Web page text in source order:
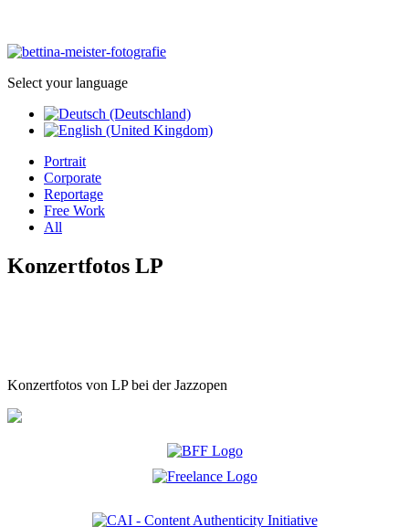
Select your language
Portrait
Corporate
Reportage
Free Work
All
Konzertfotos LP
Konzertfotos von LP bei der Jazzopen